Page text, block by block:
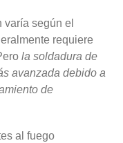
según el
requiere
la soldadura de
avanzada debido a
de
al fuego